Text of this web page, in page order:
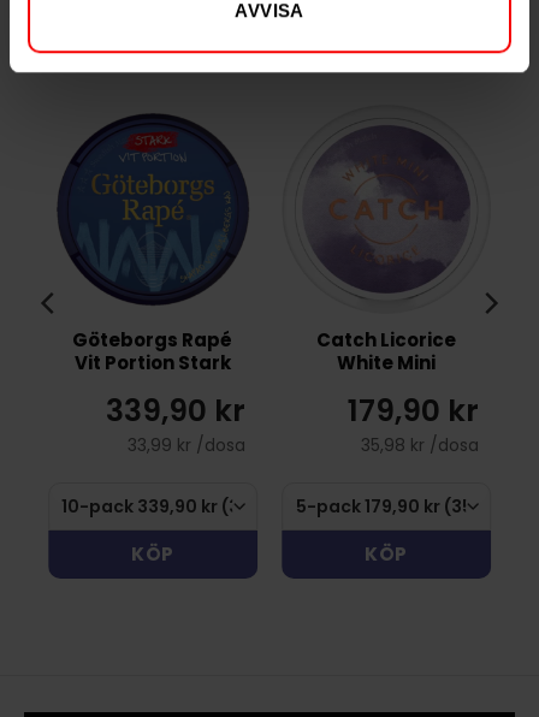
AVVISA
RELATERADE PRODUKTER
Göteborgs Rapé
Vit Portion Stark
339,90 kr
33,99 kr /dosa
KÖP
Catch Licorice
White Mini
179,90 kr
35,98 kr /dosa
KÖP